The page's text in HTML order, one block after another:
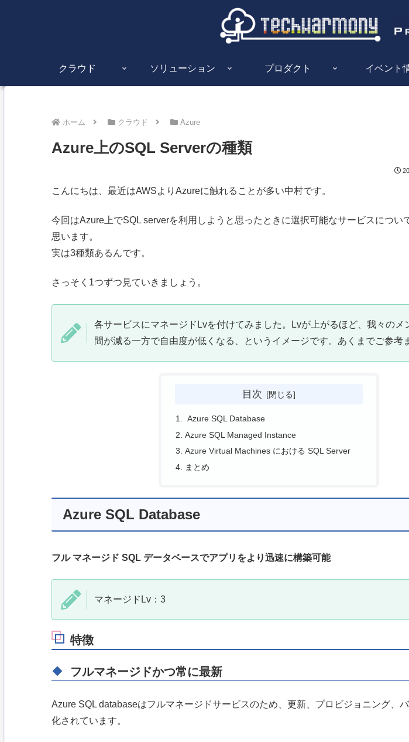
クラウド ソリューション プロダクト イベント
ホーム クラウド Azure
Azure上のSQL Serverの種類
こんにちは、最近はAWSよりAzureに触れることが多い中村です。
今回はAzure上でSQL serverを利用しようと思ったときに選択可能なサービスについ
思います。
実は3種類あるんです。
さっそく1つずつ見ていきましょう。
各サービスにマネージドLvを付けてみました。Lvが上がるほど、我々のメ
間が減る一方で自由度が低くなる、というイメージです。あくまでご参考
目次
Azure SQL Database
Azure SQL Managed Instance
Azure Virtual Machines における SQL Server
まとめ
Azure SQL Database
フル マネージド SQL データベースでアプリをより迅速に構築可能
マネージドLv：3
特徴
フルマネージドかつ常に最新
Azure SQL databaseはフルマネージドサービスのため、更新、プロビジョニング、
化されています。